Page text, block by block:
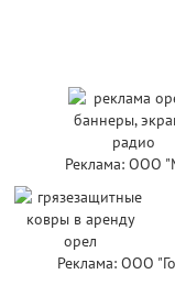
Реклама: ООО
Реклама: ООО